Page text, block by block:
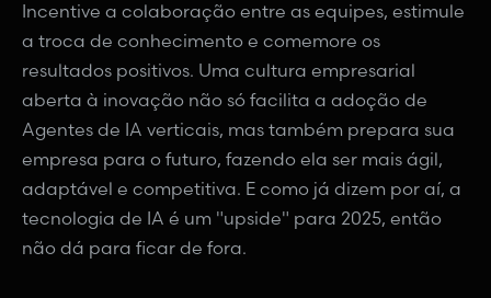
Incentive a colaboração entre as equipes, estimule
a troca de conhecimento e comemore os
resultados positivos. Uma cultura empresarial
aberta à inovação não só facilita a adoção de
Agentes de IA verticais, mas também prepara sua
empresa para o futuro, fazendo ela ser mais ágil,
adaptável e competitiva. E como já dizem por aí, a
tecnologia de IA é um "upside" para 2025, então
não dá para ficar de fora.